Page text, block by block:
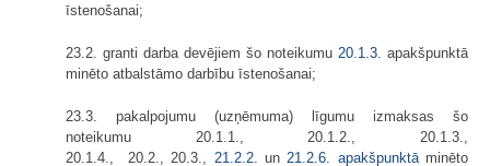
īstenošanai;
23.2. granti darba devējiem šo noteikumu 20.1.3. apakšpunktā
minēto atbalstāmo darbību īstenošanai;
23.3. pakalpojumu (uzņēmuma) līgumu izmaksas šo
noteikumu 20.1.1., 20.1.2., 20.1.3.,
20.1.4., 20.2., 20.3., 21.2.2. un 21.2.6. apakšpunktāminēto